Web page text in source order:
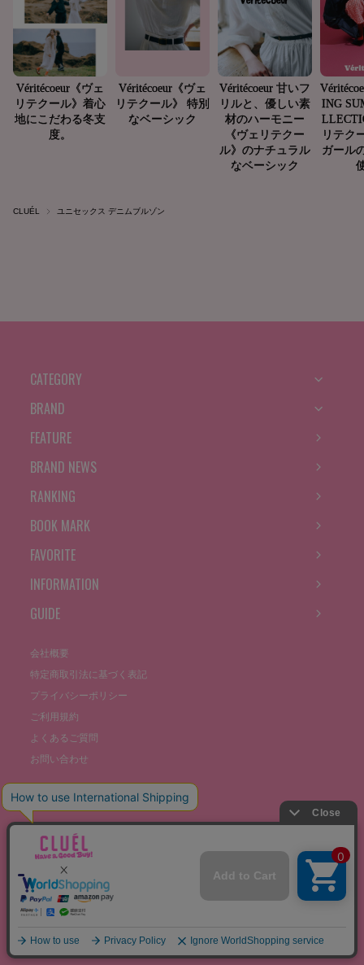
CLUÉL ユニセックス デニムブルゾン
CATEGORY
BRAND
FEATURE
BRAND NEWS
RANKING
BOOK MARK
FAVORITE
INFORMATION
GUIDE
会社概要
特定商取引法に基づく表記
プライバシーポリシー
ご利用規約
よくあるご質問
お問い合わせ
©THE STOCKS CO., LTD